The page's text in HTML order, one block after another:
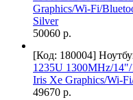
Graphics/Wi-Fi/
Silver
50060 р.
[Код: 180004]
1235U 1300MHz/
Iris Xe Graphics/Wi-
49670 р.